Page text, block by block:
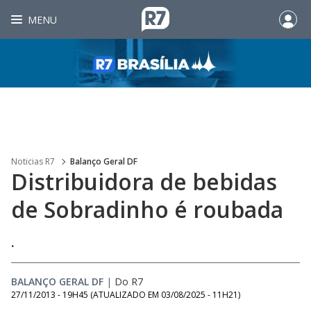
MENU
Noticias R7 Balanço Geral DF
Distribuidora de bebidas
de Sobradinho é roubada
.
BALANÇO GERAL DF | Do R7
27/11/2013 - 19H45 (ATUALIZADO EM 03/08/2025 - 11H21)